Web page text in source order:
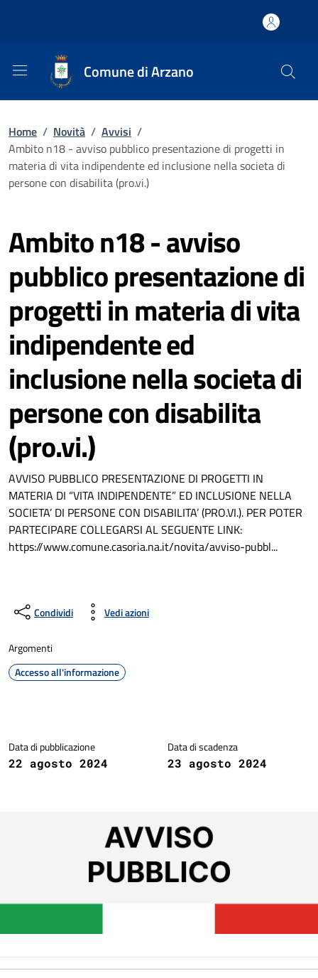
Comune di Arzano
Home / Novità / Avvisi /
Ambito n18 - avviso pubblico presentazione di progetti in
materia di vita indipendente ed inclusione nella societa di
persone con disabilita (pro.vi.)
Ambito n18 - avviso
pubblico presentazione di
progetti in materia di vita
indipendente ed
inclusione nella societa di
persone con disabilita
(pro.vi.)
AVVISO PUBBLICO PRESENTAZIONE DI PROGETTI IN
MATERIA DI “VITA INDIPENDENTE” ED INCLUSIONE NELLA
SOCIETA’ DI PERSONE CON DISABILITA’ (PRO.VI.). PER POTER
PARTECIPARE COLLEGARSI AL SEGUENTE LINK:
https://www.comune.casoria.na.it/novita/avviso-pubbl...
Condividi Vedi azioni
Argomenti
Accesso all'informazione
Data di pubblicazione
22 agosto 2024
Data di scadenza
23 agosto 2024